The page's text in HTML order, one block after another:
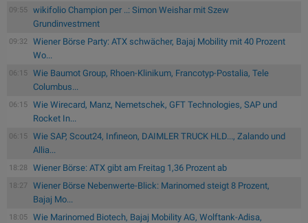
09:55
wikifolio Champion per ..: Simon Weishar mit Szew
Grundinvestment
09:32
Wiener Börse Party: ATX schwächer, Bajaj Mobility mit 40 Prozent
Wo...
06:15
Wie Baumot Group, Rhoen-Klinikum, Francotyp-Postalia, Tele
Columbus...
06:15
Wie Wirecard, Manz, Nemetschek, GFT Technologies, SAP und
Rocket In...
06:15
Wie SAP, Scout24, Infineon, DAIMLER TRUCK HLD..., Zalando und
Allia...
18:28 Wiener Börse: ATX gibt am Freitag 1,36 Prozent ab
18:27
Wiener Börse Nebenwerte-Blick: Marinomed steigt 8 Prozent,
Bajaj Mo...
18:05
Wie Marinomed Biotech, Bajaj Mobility AG, Wolftank-Adisa,